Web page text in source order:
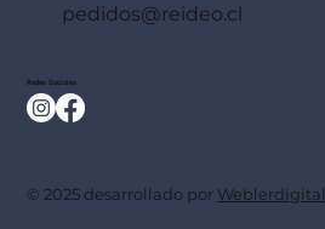
pedidos@reideo.cl
Redes Sociales
© 2025 desarrollado por Weblerdigital